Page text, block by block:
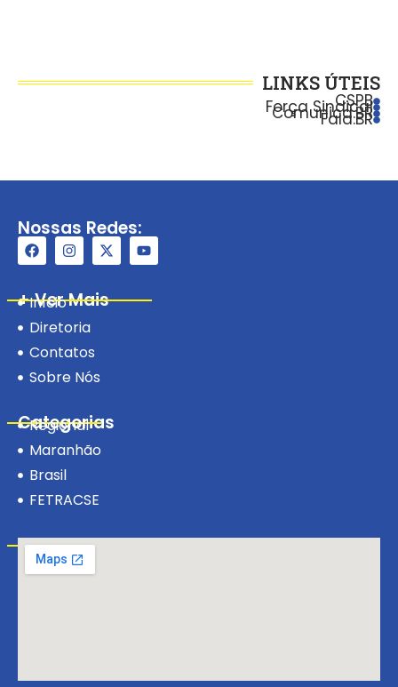
LINKS ÚTEIS
CSPB
Força Sindical
Comunica.BR
Fala.BR
Nossas Redes:
+ Ver Mais
Início
Diretoria
Contatos
Sobre Nós
Categorias
Regional
Maranhão
Brasil
FETRACSE
Visite-nos!